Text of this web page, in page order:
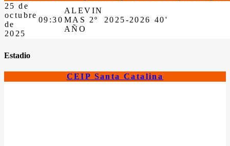
25 de
octubre
de
2025
09:30
ALEVIN
MAS 2º
AÑO
2025-2026 40'
Estadio
CEIP Santa Catalina